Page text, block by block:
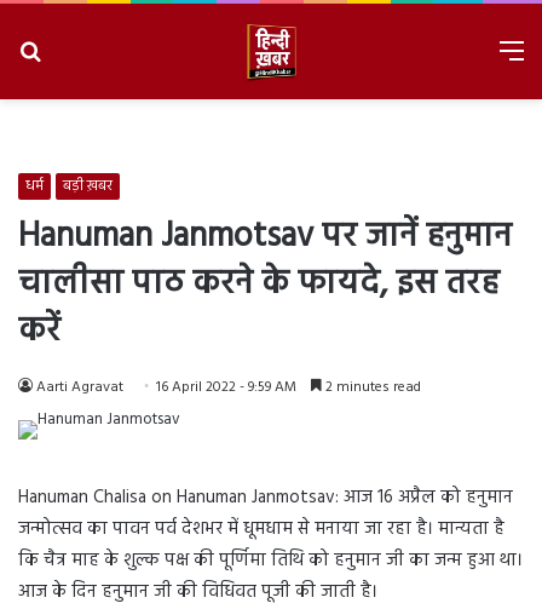
धर्म बड़ी ख़बर
Hanuman Janmotsav पर जानें हनुमान
चालीसा पाठ करने के फायदे, इस तरह
करें
Aarti Agravat 16 April 2022 - 9:59 AM 2 minutes read
Hanuman Chalisa on Hanuman Janmotsav: आज 16 अप्रैल को हनुमान
जन्मोत्सव का पावन पर्व देशभर में धूमधाम से मनाया जा रहा है। मान्यता है
कि चैत्र माह के शुल्क पक्ष की पूर्णिमा तिथि को हनुमान जी का जन्म हुआ था।
आज के दिन हनुमान जी की विधिवत पूजी की जाती है।